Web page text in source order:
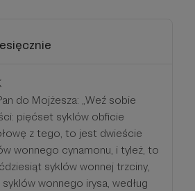
do Mojżesza: „Weź sobie
pięćset syklów obficie
z tego, to jest dwieście
wonnego cynamonu, i tyleż, to
syklów wonnej trzciny,
wonnego irysa, według